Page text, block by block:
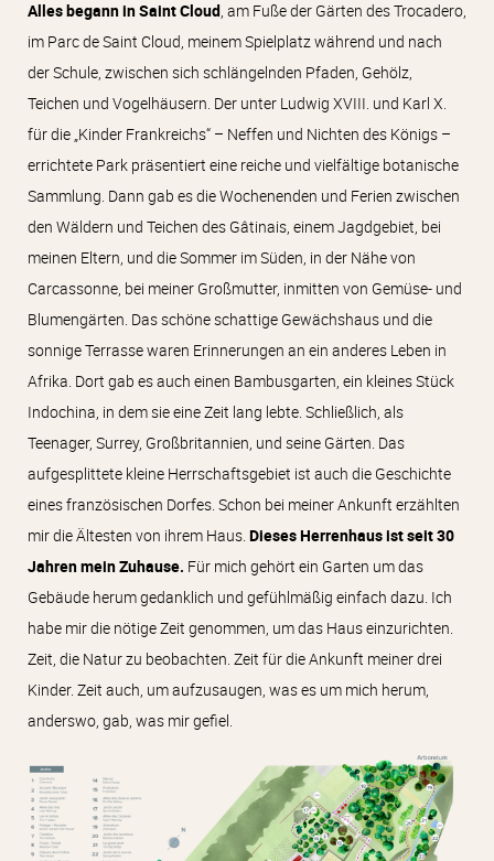
Alles begann in Saint Cloud, am Fuße der Gärten des Trocadero,
im Parc de Saint Cloud, meinem Spielplatz während und nach
der Schule, zwischen sich schlängelnden Pfaden, Gehölz,
Teichen und Vogelhäusern. Der unter Ludwig XVIII. und Karl X.
für die „Kinder Frankreichs“ – Neffen und Nichten des Königs –
errichtete Park präsentiert eine reiche und vielfältige botanische
Sammlung. Dann gab es die Wochenenden und Ferien zwischen
den Wäldern und Teichen des Gâtinais, einem Jagdgebiet, bei
meinen Eltern, und die Sommer im Süden, in der Nähe von
Carcassonne, bei meiner Großmutter, inmitten von Gemüse- und
Blumengärten. Das schöne schattige Gewächshaus und die
sonnige Terrasse waren Erinnerungen an ein anderes Leben in
Afrika. Dort gab es auch einen Bambusgarten, ein kleines Stück
Indochina, in dem sie eine Zeit lang lebte. Schließlich, als
Teenager, Surrey, Großbritannien, und seine Gärten. Das
aufgesplittete kleine Herrschaftsgebiet ist auch die Geschichte
eines französischen Dorfes. Schon bei meiner Ankunft erzählten
mir die Ältesten von ihrem Haus. Dieses Herrenhaus ist seit 30
Jahren mein Zuhause. Für mich gehört ein Garten um das
Gebäude herum gedanklich und gefühlmäßig einfach dazu. Ich
habe mir die nötige Zeit genommen, um das Haus einzurichten.
Zeit, die Natur zu beobachten. Zeit für die Ankunft meiner drei
Kinder. Zeit auch, um aufzusaugen, was es um mich herum,
anderswo, gab, was mir gefiel.